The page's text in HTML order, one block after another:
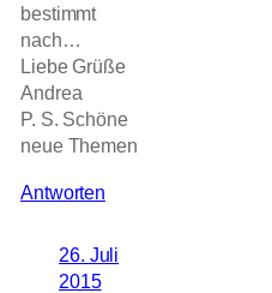
bestimmt
nach…
Liebe Grüße
Andrea
P. S. Schöne
neue Themen
Antworten
26. Juli
2015